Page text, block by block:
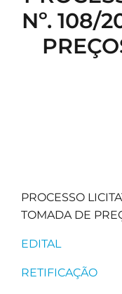
Nº. 108/
PROCESSO
TOMADA DE
EDITAL
RETIFICAÇÃO